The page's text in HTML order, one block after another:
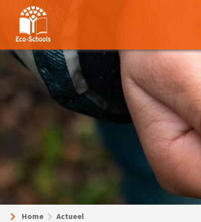
Home Actueel